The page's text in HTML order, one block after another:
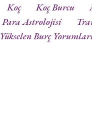
Koç Koç Burcu
Para Astrolojisi
Yükselen Burç